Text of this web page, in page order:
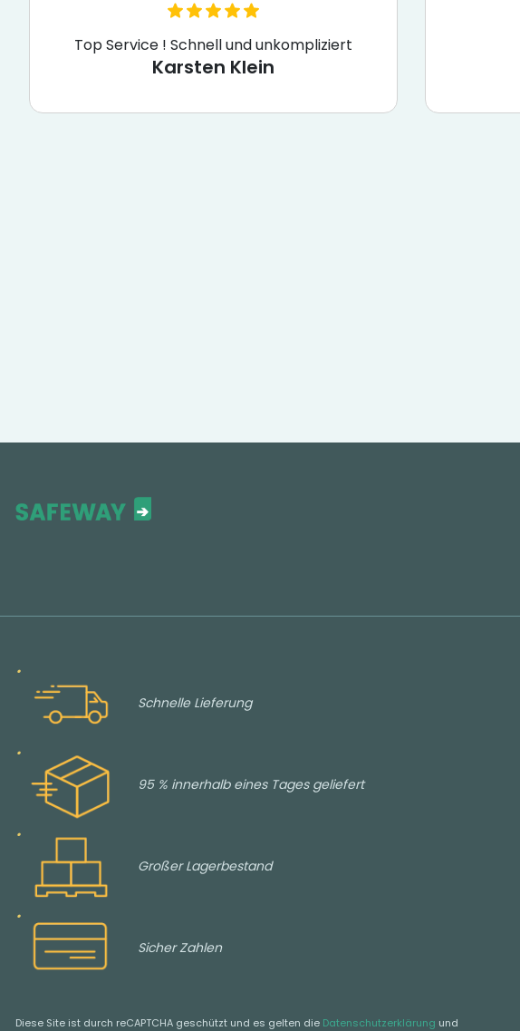
Top Service ! Schnell und unkompliziert
Karsten Klein
Schnelle Lieferung
95 % innerhalb eines Tages geliefert
Großer Lagerbestand
Sicher Zahlen
Diese Site ist durch reCAPTCHA geschützt und es gelten die Datenschutzerklärung und